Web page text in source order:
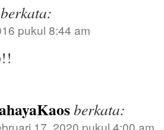
berkata:
pukul 8:44 am
berkata:
17, 2020 pukul 4:00 am